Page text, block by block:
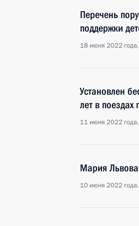
Перечень
поддержки
18 июня 2022
Установлен
лет в
11 июня 2022
Мария
10 июня 2022